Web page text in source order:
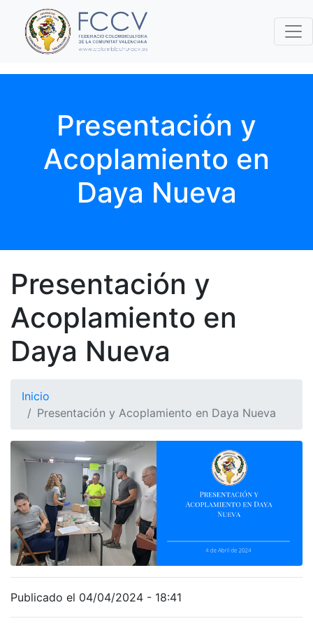
Presentación y
Acoplamiento en
Daya Nueva
Presentación y
Acoplamiento en
Daya Nueva
Inicio
Presentación y Acoplamiento en Daya Nueva
Publicado el 04/04/2024 - 18:41